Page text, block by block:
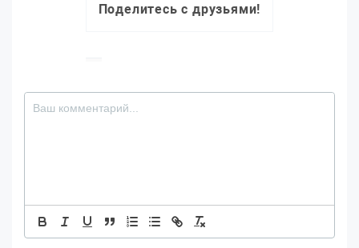
Поделитесь с друзьями!